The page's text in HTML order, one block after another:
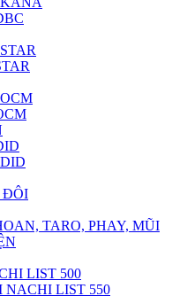
ĐÔI
TARO, PHAY, MŨI
LIST 500
LIST 550